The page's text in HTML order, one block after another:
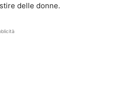
delle donne.